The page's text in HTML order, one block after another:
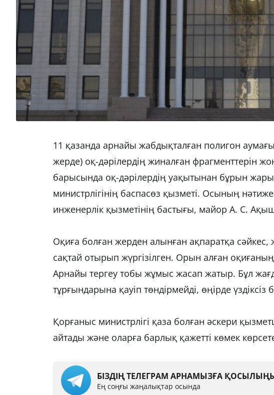
11 қазанда арнайы жабдықталған полигон
жерде) оқ-дәрілердің жиналған
барысында оқ-дәрілердің уақытынан бұрын
министрлігінің баспасөз қызметі. Осының
инженерлік қызметінің бастығы, майор А. С.
Оқиға болған жерден алынған ақпаратқа сәйкес,
сақтай отырып жүргізілген. Орын алған
Арнайы тергеу тобы жұмыс жасап жатыр. Бұл
тұрғындарына қауіп төндірмейді, өңірде үздіксіз
Қорғаныс министрлігі қаза болған әскери
айтады және оларға барлық қажетті көмек
БІЗДІҢ ТЕЛЕГРАМ АРНАМЫЗҒА
Ең соңғы жаңалықтар осында